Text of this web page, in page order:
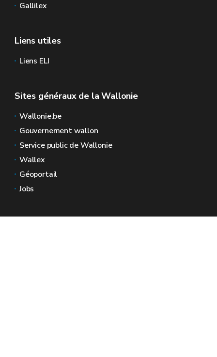
Gallilex
Liens utiles
Liens ELI
Sites généraux de la Wallonie
Wallonie.be
Gouvernement wallon
Service public de Wallonie
Wallex
Géoportail
Jobs